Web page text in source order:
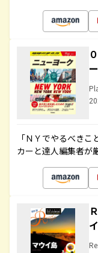
「ＮＹでやるべき
カーと達人編集者が